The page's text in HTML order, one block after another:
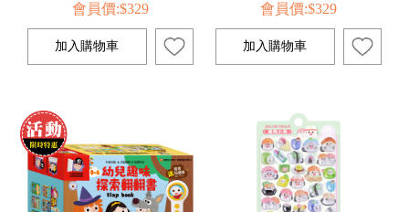
會員價:$329 會員價:$329